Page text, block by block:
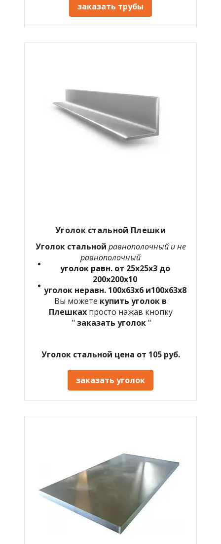
заказать трубы
Уголок стальной Плешки
Уголок стальной равнополочный и не
равнополочный
уголок равн. от 25х25х3 до
200х200х10
уголок неравн. 100х63х6 и100х63х8
Вы можете купить уголок в
Плешках просто нажав кнопку
" заказать уголок"
Уголок стальной цена от 105 руб.
заказать уголок